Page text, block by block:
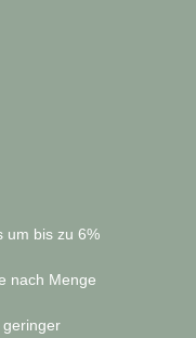
um bis zu 6%
nach Menge
geringer